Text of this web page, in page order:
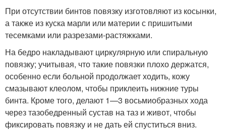
При отсутствии бинтов повязку изготовляют из косынки,
а также из куска марли или материи с пришитыми
тесемками или разрезами-растяжками.
На бедро накладывают циркулярную или спиральную
повязку; учитывая, что такие повязки плохо держатся,
особенно если больной продолжает ходить, кожу
смазывают клеолом, чтобы приклеить нижние туры
бинта. Кроме того, делают 1—3 восьмиобразных хода
через тазобедренный сустав на таз и живот, чтобы
фиксировать повязку и не дать ей спуститься вниз.